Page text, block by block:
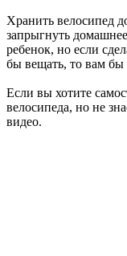
Хранить велосипед
запрыгнуть
ребенок, но если
бы вещать, то вам бы
Если вы хотите
велосипеда, но не
видео.